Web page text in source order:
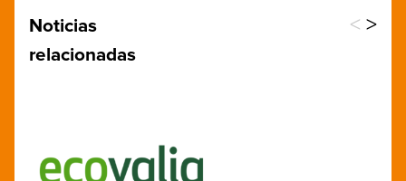
Noticias
relacionadas
< >